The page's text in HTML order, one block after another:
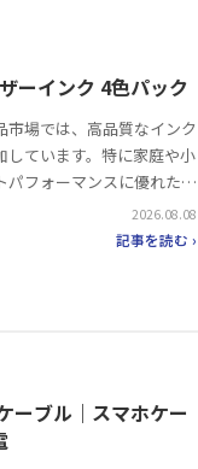
ーインク 4色パック
場では、高品質なインク
しています。特に家庭や小
パフォーマンスに優れた純
性の高い製品の選定が求め
の4色パックインクは、複
2026.08.08
記事を読む ›
ブル｜スマホケー